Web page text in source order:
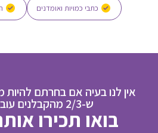
כתבי כמויות ואומדנים
אין לנו בעיה אם בחרתם
ש-2/3 מהקבלנים עובדים איתנו.
בואו תכירו